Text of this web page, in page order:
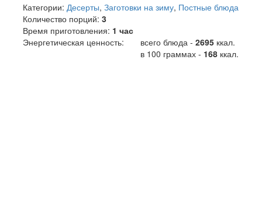
Категории: Десерты, Заготовки на зиму, Постные блюда
Количество порций: 3
Время приготовления: 1 час
Энергетическая ценность:
всего блюда - 2695 ккал.
в 100 граммах - 168 ккал.